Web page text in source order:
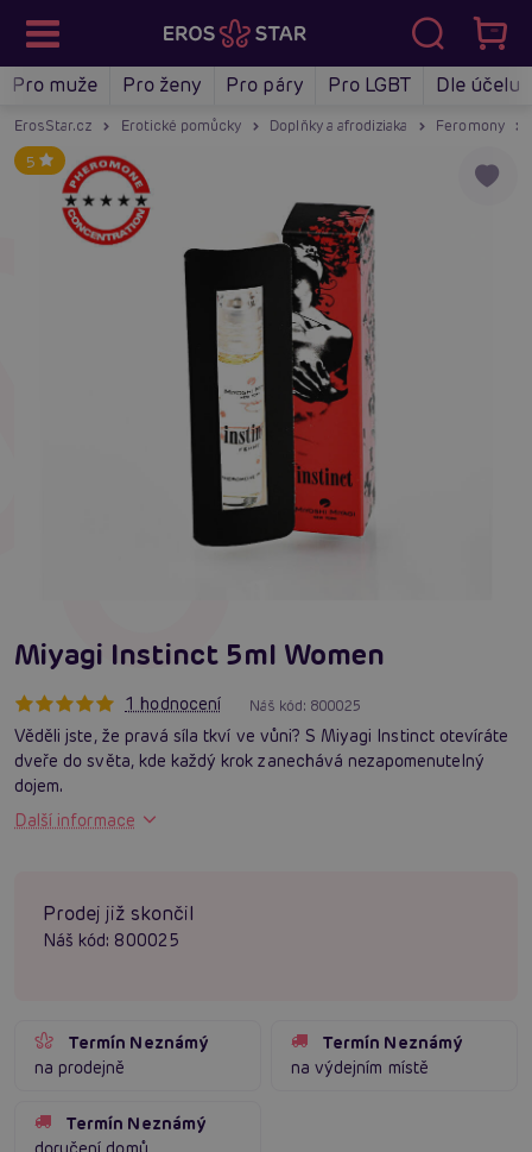
Pro muže Pro ženy Pro páry Pro LGBT Dle účelu
ErosStar.cz Erotické pomůcky Doplňky a afrodiziaka Feromony
5
Miyagi Instinct 5ml Women
1 hodnocení Náš kód: 800025
Věděli jste, že pravá síla tkví ve vůni? S Miyagi Instinct otevíráte
dveře do světa, kde každý krok zanechává nezapomenutelný
dojem.
Další informace
Prodej již skončil
Náš kód: 800025
Termín Neznámý
na prodejně
Termín Neznámý
na výdejním místě
Termín Neznámý